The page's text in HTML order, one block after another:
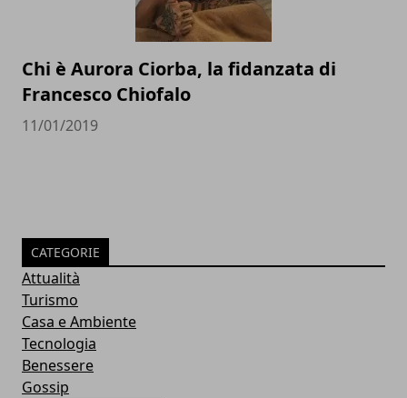
Chi è Aurora Ciorba, la fidanzata di
Francesco Chiofalo
11/01/2019
CATEGORIE
Attualità
Turismo
Casa e Ambiente
Tecnologia
Benessere
Gossip